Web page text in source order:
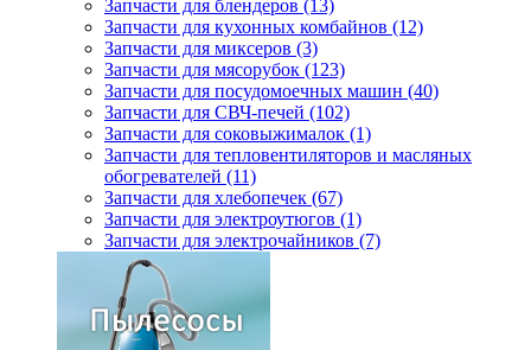
Запчасти для блендеров (13)
Запчасти для кухонных комбайнов (12)
Запчасти для миксеров (3)
Запчасти для мясорубок (123)
Запчасти для посудомоечных машин (40)
Запчасти для СВЧ-печей (102)
Запчасти для соковыжималок (1)
Запчасти для тепловентиляторов и масляных
обогревателей (11)
Запчасти для хлебопечек (67)
Запчасти для электроутюгов (1)
Запчасти для электрочайников (7)